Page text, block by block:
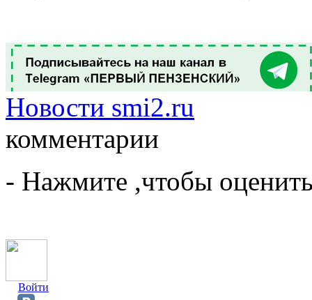
Новости smi2.ru
комментарии
- Нажмите ,чтобы
Войти